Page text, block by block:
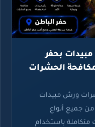
بحفر
الحشرات
ورش مبيدات
أنواع
باستخدام